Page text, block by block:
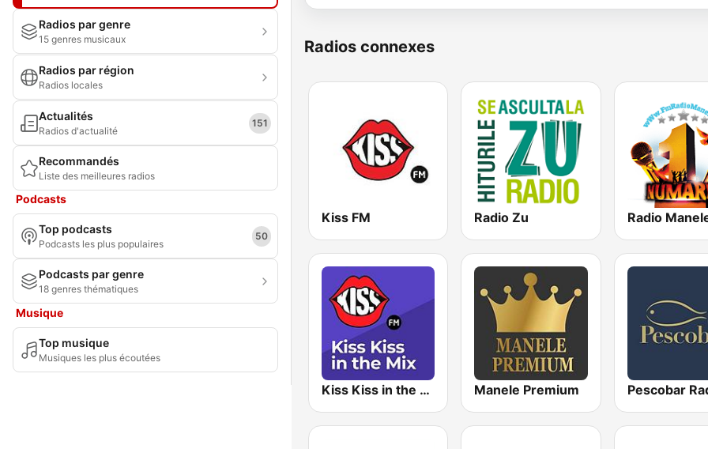
Radios par genre
15 genres musicaux
Radios par région
Radios locales
Actualités
Radios d'actualité
151
Recommandés
Liste des meilleures radios
Podcasts
Top podcasts
Podcasts les plus populaires
50
Podcasts par genre
18 genres thématiques
Musique
Top musique
Musiques les plus écoutées
Radios connexes
Kiss FM Radio Zu Radio
Kiss Kiss in the Mix Radio Manele Premium Pescobar